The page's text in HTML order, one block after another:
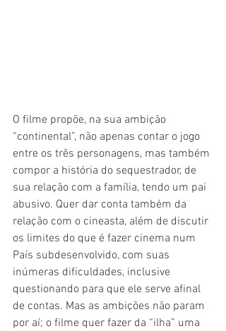
O filme propõe, na sua ambição
“continental”, não apenas contar o jogo
entre os três personagens, mas também
compor a história do sequestrador, de
sua relação com a família, tendo um pai
abusivo. Quer dar conta também da
relação com o cineasta, além de discutir
os limites do que é fazer cinema num
País subdesenvolvido, com suas
inúmeras dificuldades, inclusive
questionando para que ele serve afinal
de contas. Mas as ambições não param
por aí; o filme quer fazer da “ilha” uma